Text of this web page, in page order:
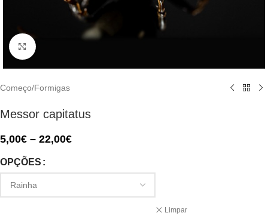
Click to enlarge
Começo/Formigas
Messor capitatus
5,00€ – 22,00€
OPÇÕES
Limpar